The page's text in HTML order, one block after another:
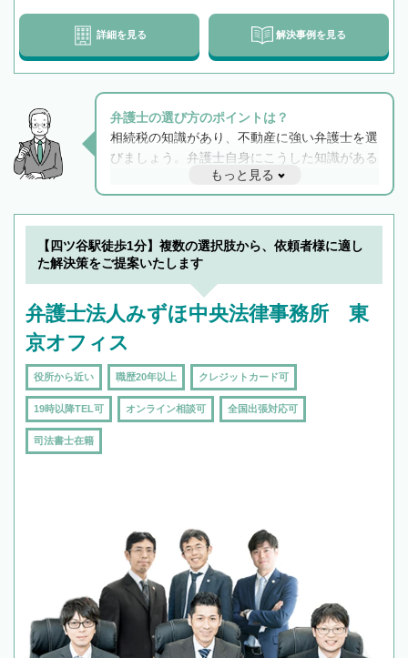
詳細を見る 解決事例を見る
弁護士の選び方のポイントは？
相続税の知識があり、不動産に強い弁護士を選
びましょう。弁護士自身にこうした知識がある
と他士業との連携もスムーズに進み、トラブル
解決のみならず相続をトータルで任せることが
できます。また、相続は感情がからむ分野なの
でフィーリングも重要です。実際に電話や面談
で複数の弁護士と会話をしてウマが合う方に依
もっと見る
【四ツ谷駅徒歩1分】複数の選択肢から、依頼者様に適し
た解決策をご提案いたします
弁護士法人みずほ中央法律事務所 東
京オフィス
役所から近い 職歴20年以上 クレジットカード可
19時以降TEL可 オンライン相談可 全国出張対応可
司法書士在籍